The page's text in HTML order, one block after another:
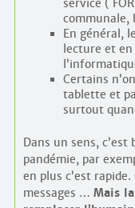
communale,
En général,
lecture et
Certains
tablette et
surtout
Dans un sens,
pandémie, par
en plus c’est
messages … Mais